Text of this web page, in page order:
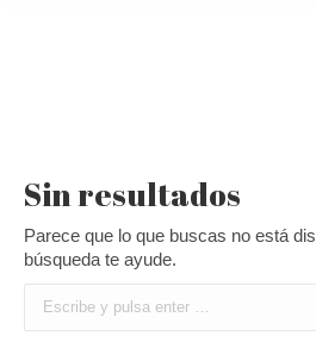
Sin resultados
Parece que lo que buscas no está
búsqueda te ayude.